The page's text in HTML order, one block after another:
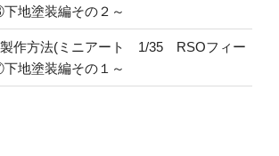
地塗装編その２～
製作方法(ミニアート 1/35 RSOフィー
地塗装編その１～